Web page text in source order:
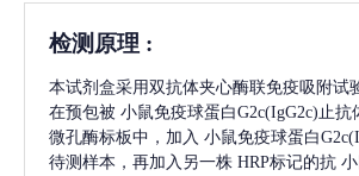
检测原理 :
本试剂盒采用双抗体夹心酶联免疫吸附试
在预包被 小鼠免疫球蛋白G2c(IgG2c) 止抗
微孔酶标板中，加入 小鼠免疫球蛋白
待测样本，再加入另一株 HRP标记的抗